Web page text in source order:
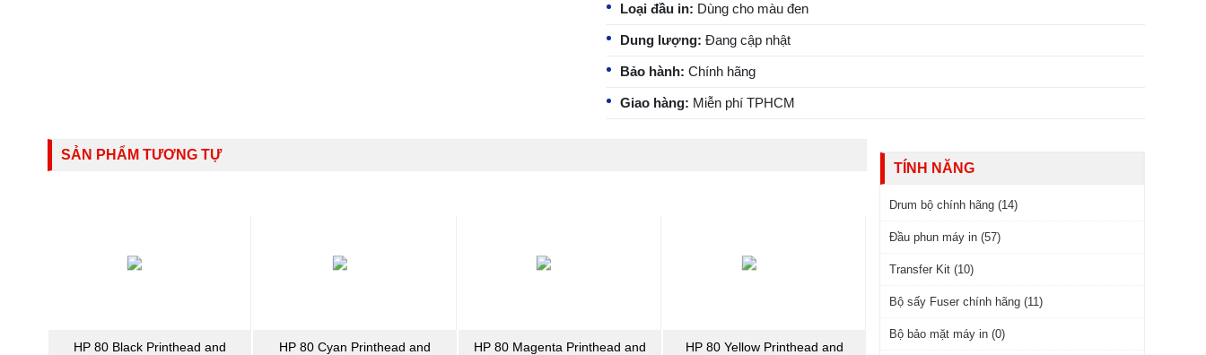
Loại đầu in: Dùng cho màu đen
Dung lượng: Đang cập nhật
Bảo hành: Chính hãng
Giao hàng: Miễn phí TPHCM
SẢN PHẨM TƯƠNG TỰ
HP 80 Black Printhead and
HP 80 Cyan Printhead and
HP 80 Magenta Printhead and
HP 80 Yellow Printhead and
TÍNH NĂNG
Drum bộ chính hãng (14)
Đầu phun máy in (57)
Transfer Kit (10)
Bộ sấy Fuser chính hãng (11)
Bộ bảo mặt máy in (0)